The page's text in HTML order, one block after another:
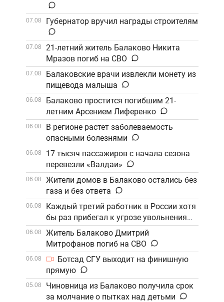
07.08 Губернатор вручил награды строителям
07.08
21-летний житель Балаково Никита
Мразов погиб на СВО
07.08
Балаковские врачи извлекли монету из
пищевода малыша
06.08
Балаково простится погибшим 21-
летним Арсением Лиференко
06.08
В регионе растет заболеваемость
опасными болезнями
06.08
17 тысяч пассажиров с начала сезона
перевезли «Валдаи»
06.08
Жители домов в Балаково остались без
газа и без ответа
06.08
Каждый третий работник в России хотя
бы раз прибегал к угрозе увольнения
06.08
Житель Балаково Дмитрий
Митрофанов погиб на СВО
06.08
Ботсад СГУ выходит на финишную
прямую
05.08
Чиновница из Балаково получила срок
за молчание о пытках над детьми